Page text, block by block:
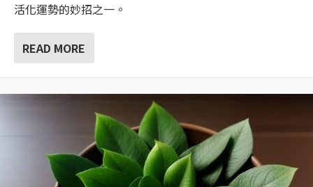
活化運勢的妙招之一。
READ MORE